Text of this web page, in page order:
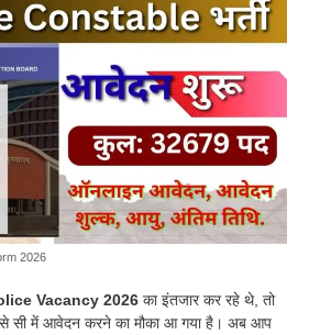
2026
Vacancy 2026 का इंतजार कर रहे थे, तो
सी में आवेदन करने का मौका आ गया है। अब आप